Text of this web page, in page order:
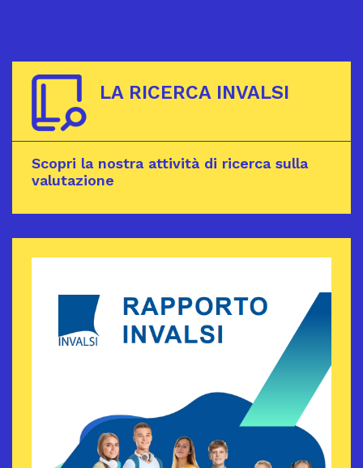
LA RICERCA INVALSI
Scopri la nostra attività di ricerca sulla
valutazione